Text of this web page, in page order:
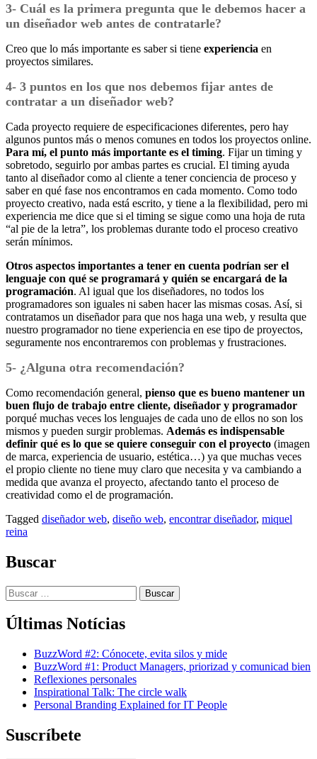
3- Cuál es la primera pregunta que le debemos hacer a
un diseñador web antes de contratarle?
Creo que lo más importante es saber si tiene experiencia en
proyectos similares.
4- 3 puntos en los que nos debemos fijar antes de
contratar a un diseñador web?
Cada proyecto requiere de especificaciones diferentes, pero hay
algunos puntos más o menos comunes en todos los proyectos online.
Para mí, el punto más importante es el timing. Fijar un timing y
sobretodo, seguirlo por ambas partes es crucial. El timing ayuda
tanto al diseñador como al cliente a tener conciencia de proceso y
saber en qué fase nos encontramos en cada momento. Como todo
proyecto creativo, nada está escrito, y tiene a la flexibilidad, pero mi
experiencia me dice que si el timing se sigue como una hoja de ruta
“al pie de la letra”, los problemas durante todo el proceso creativo
serán mínimos.
Otros aspectos importantes a tener en cuenta podrían ser el
lenguaje con qué se programará y quién se encargará de la
programación. Al igual que los diseñadores, no todos los
programadores son iguales ni saben hacer las mismas cosas. Así, si
contratamos un diseñador para que nos haga una web, y resulta que
nuestro programador no tiene experiencia en ese tipo de proyectos,
seguramente nos encontraremos con problemas y frustraciones.
5- ¿Alguna otra recomendación?
Como recomendación general, pienso que es bueno mantener un
buen flujo de trabajo entre cliente, diseñador y programador
porqué muchas veces los lenguajes de cada uno de ellos no son los
mismos y pueden surgir problemas. Además es indispensable
definir qué es lo que se quiere conseguir con el proyecto (imagen
de marca, experiencia de usuario, estética…) ya que muchas veces
el propio cliente no tiene muy claro que necesita y va cambiando a
medida que avanza el proyecto, afectando tanto el proceso de
creatividad como el de programación.
Tagged diseñador web, diseño web, encontrar diseñador, miquel
reina
Buscar
Buscar:
Últimas Notícias
BuzzWord #2: Cónocete, evita silos y mide
BuzzWord #1: Product Managers, priorizad y comunicad bien
Reflexiones personales
Inspirational Talk: The circle walk
Personal Branding Explained for IT People
Suscríbete